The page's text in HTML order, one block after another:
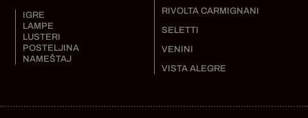
IGRE
LAMPE
LUSTERI
POSTELJINA
NAMEŠTAJ
RIVOLTA CARMIGNANI
SELETTI
VENINI
VISTA ALEGRE